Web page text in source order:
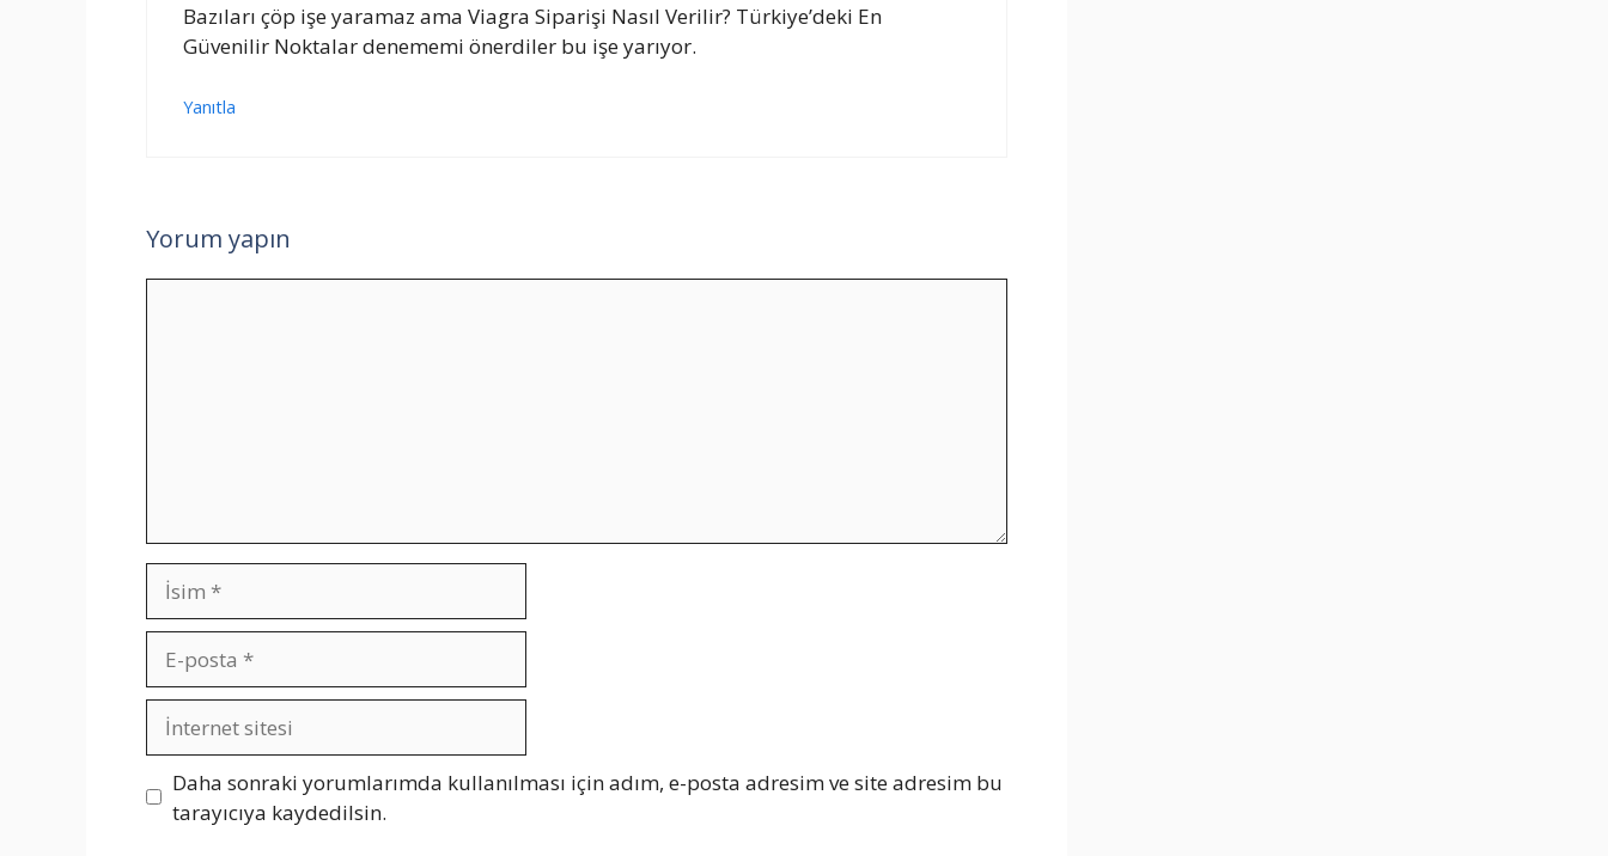
Bazıları çöp işe yaramaz ama Viagra Siparişi Nasıl Verilir? Türkiye’deki En
Güvenilir Noktalar denememi önerdiler bu işe yarıyor.
Yanıtla
Yorum yapın
İsim
posta
İnternet
sitesi
Daha sonraki yorumlarımda kullanılması için adım, e-posta adresim ve site adresim bu
tarayıcıya kaydedilsin.